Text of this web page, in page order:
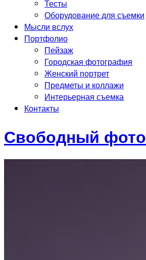
Тесты
Оборудование для съемки
Мысли вслух
Портфолио
Пейзаж
Городская фотография
Женский портрет
Предметы и коллажи
Интерьерная съемка
Контакты
Свободный